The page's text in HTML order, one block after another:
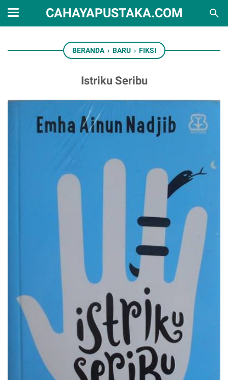
CAHAYAPUSTAKA.COM
BERANDA › BARU › FIKSI
Istriku Seribu